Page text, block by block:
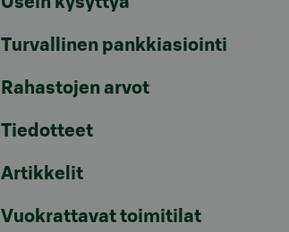
Turvallinen pankkiasiointi
Rahastojen arvot
Tiedotteet
Artikkelit
Vuokrattavat toimitilat